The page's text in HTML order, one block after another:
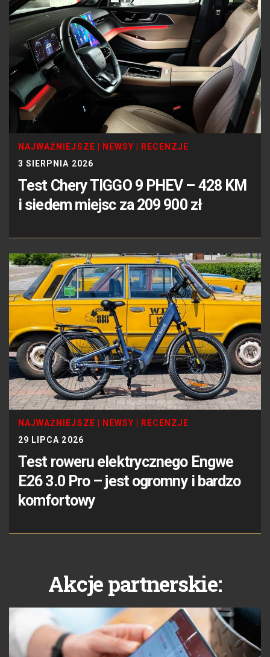
NAJWAŻNIEJSZE NEWSY
RECENZJE
3 SIERPNIA 2026
Test Chery TIGGO 9 PHEV – 428 KM
i siedem miejsc za 209 900 zł
NAJWAŻNIEJSZE NEWSY
RECENZJE
29 LIPCA 2026
Test roweru elektrycznego Engwe
E26 3.0 Pro – jest ogromny i bardzo
komfortowy
Akcje partnerskie: